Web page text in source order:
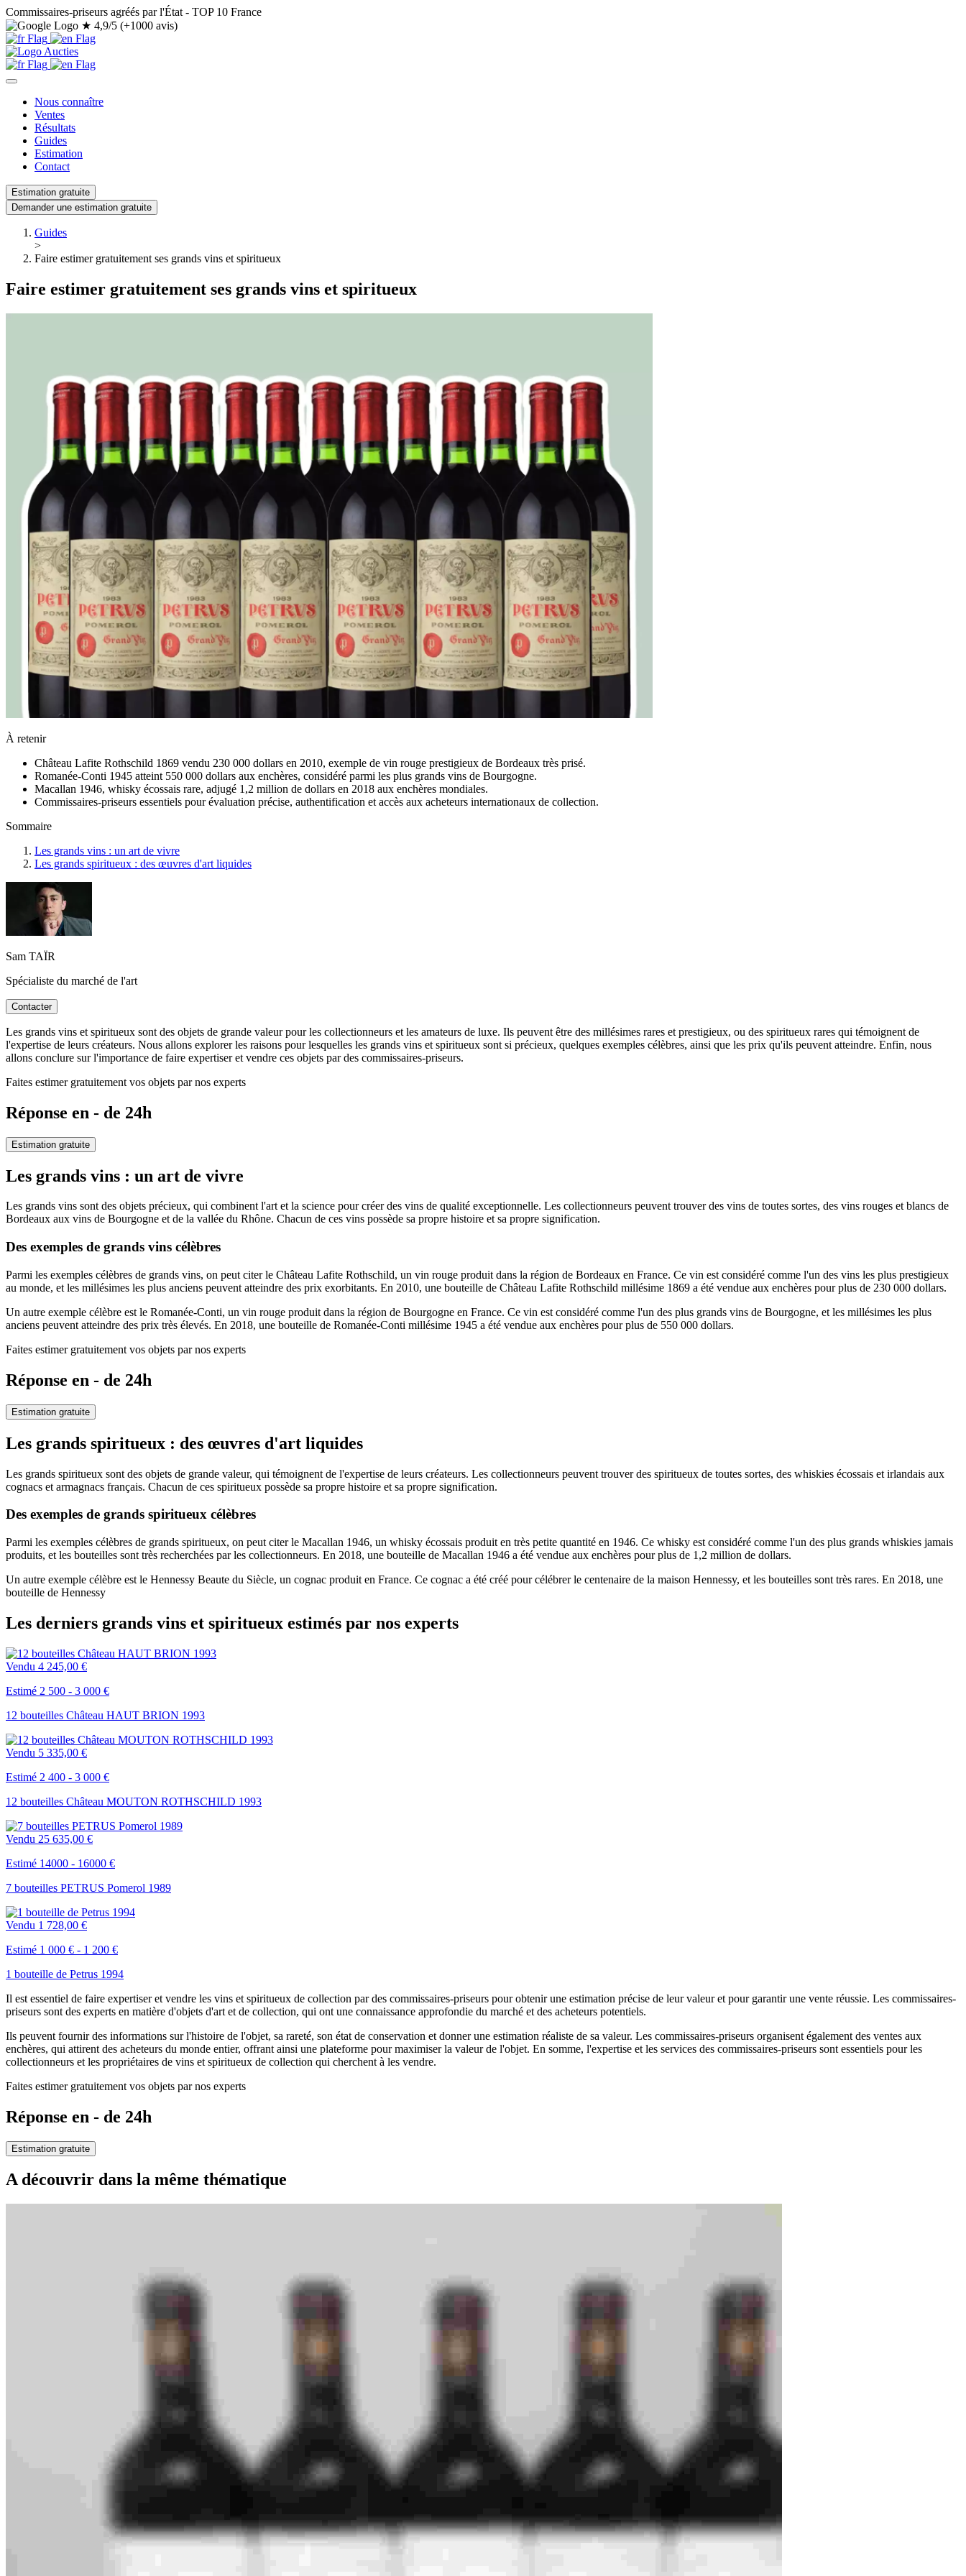
Commissaires-priseurs agréés par l'État - TOP 10 France
★ 4,9/5 (+1000 avis)
Nous connaître
Ventes
Résultats
Guides
Estimation
Contact
Estimation gratuite
Demander une estimation gratuite
Guides
>
Faire estimer gratuitement ses grands vins et spiritueux
Faire estimer gratuitement ses grands vins et spiritueux
À retenir
Château Lafite Rothschild 1869 vendu 230 000 dollars en 2010, exemple de vin rouge prestigieux de Bordeaux très prisé.
Romanée-Conti 1945 atteint 550 000 dollars aux enchères, considéré parmi les plus grands vins de Bourgogne.
Macallan 1946, whisky écossais rare, adjugé 1,2 million de dollars en 2018 aux enchères mondiales.
Commissaires-priseurs essentiels pour évaluation précise, authentification et accès aux acheteurs internationaux de collection.
Sommaire
Les grands vins : un art de vivre
Les grands spiritueux : des œuvres d'art liquides
Sam TAÏR
Spécialiste du marché de l'art
Contacter
Les grands vins et spiritueux sont des objets de grande valeur pour les collectionneurs et les amateurs de luxe. Ils peuvent être des millésimes rares et prestigieux, ou des spiritueux rares qui témoignent de
l'expertise de leurs créateurs. Nous allons explorer les raisons pour lesquelles les grands vins et spiritueux sont si précieux, quelques exemples célèbres, ainsi que les prix qu'ils peuvent atteindre. Enfin, nous
allons conclure sur l'importance de faire expertiser et vendre ces objets par des commissaires-priseurs.
Faites estimer gratuitement vos objets par nos experts
Réponse en - de 24h
Estimation gratuite
Les grands vins : un art de vivre
Les grands vins sont des objets précieux, qui combinent l'art et la science pour créer des vins de qualité exceptionnelle. Les collectionneurs peuvent trouver des vins de toutes sortes, des vins rouges et blancs de
Bordeaux aux vins de Bourgogne et de la vallée du Rhône. Chacun de ces vins possède sa propre histoire et sa propre signification.
Des exemples de grands vins célèbres
Parmi les exemples célèbres de grands vins, on peut citer le Château Lafite Rothschild, un vin rouge produit dans la région de Bordeaux en France. Ce vin est considéré comme l'un des vins les plus prestigieux
au monde, et les millésimes les plus anciens peuvent atteindre des prix exorbitants. En 2010, une bouteille de Château Lafite Rothschild millésime 1869 a été vendue aux enchères pour plus de 230 000 dollars.
Un autre exemple célèbre est le Romanée-Conti, un vin rouge produit dans la région de Bourgogne en France. Ce vin est considéré comme l'un des plus grands vins de Bourgogne, et les millésimes les plus
anciens peuvent atteindre des prix très élevés. En 2018, une bouteille de Romanée-Conti millésime 1945 a été vendue aux enchères pour plus de 550 000 dollars.
Faites estimer gratuitement vos objets par nos experts
Réponse en - de 24h
Estimation gratuite
Les grands spiritueux : des œuvres d'art liquides
Les grands spiritueux sont des objets de grande valeur, qui témoignent de l'expertise de leurs créateurs. Les collectionneurs peuvent trouver des spiritueux de toutes sortes, des whiskies écossais et irlandais aux
cognacs et armagnacs français. Chacun de ces spiritueux possède sa propre histoire et sa propre signification.
Des exemples de grands spiritueux célèbres
Parmi les exemples célèbres de grands spiritueux, on peut citer le Macallan 1946, un whisky écossais produit en très petite quantité en 1946. Ce whisky est considéré comme l'un des plus grands whiskies jamais
produits, et les bouteilles sont très recherchées par les collectionneurs. En 2018, une bouteille de Macallan 1946 a été vendue aux enchères pour plus de 1,2 million de dollars.
Un autre exemple célèbre est le Hennessy Beaute du Siècle, un cognac produit en France. Ce cognac a été créé pour célébrer le centenaire de la maison Hennessy, et les bouteilles sont très rares. En 2018, une
bouteille de Hennessy
Les derniers grands vins et spiritueux estimés par nos experts
Vendu 4 245,00 €
Estimé 2 500 - 3 000 €
12 bouteilles Château HAUT BRION 1993
Vendu 5 335,00 €
Estimé 2 400 - 3 000 €
12 bouteilles Château MOUTON ROTHSCHILD 1993
Vendu 25 635,00 €
Estimé 14000 - 16000 €
7 bouteilles PETRUS Pomerol 1989
Vendu 1 728,00 €
Estimé 1 000 € - 1 200 €
1 bouteille de Petrus 1994
Il est essentiel de faire expertiser et vendre les vins et spiritueux de collection par des commissaires-priseurs pour obtenir une estimation précise de leur valeur et pour garantir une vente réussie. Les commissaires-
priseurs sont des experts en matière d'objets d'art et de collection, qui ont une connaissance approfondie du marché et des acheteurs potentiels.
Ils peuvent fournir des informations sur l'histoire de l'objet, sa rareté, son état de conservation et donner une estimation réaliste de sa valeur. Les commissaires-priseurs organisent également des ventes aux
enchères, qui attirent des acheteurs du monde entier, offrant ainsi une plateforme pour maximiser la valeur de l'objet. En somme, l'expertise et les services des commissaires-priseurs sont essentiels pour les
collectionneurs et les propriétaires de vins et spiritueux de collection qui cherchent à les vendre.
Faites estimer gratuitement vos objets par nos experts
Réponse en - de 24h
Estimation gratuite
A découvrir dans la même thématique